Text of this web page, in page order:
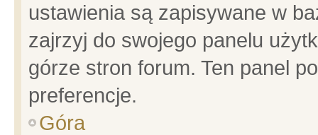
ustawienia są zapisywane w
zajrzyj do swojego panelu
górze stron forum. Ten panel
preferencje.
Góra